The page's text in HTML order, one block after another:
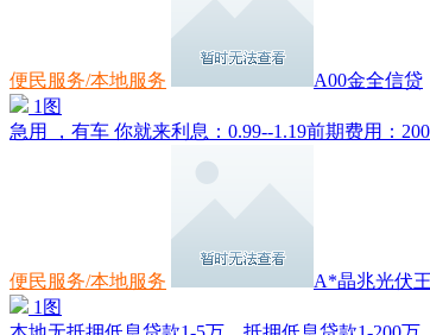
便民服务/本地服务 A00金全信贷
1图
急用 ，有车 你就来利息：0.99--1.19前期费用：
便民服务/本地服务 A*晶兆光伏
1图